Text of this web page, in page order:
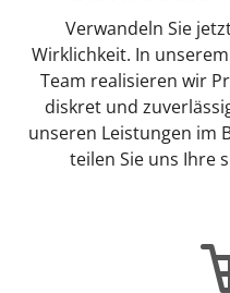
Verwandeln Sie
Wirklichkeit. In
Team realisieren wir
diskret und
unseren Leistungen im
teilen Sie uns Ihre